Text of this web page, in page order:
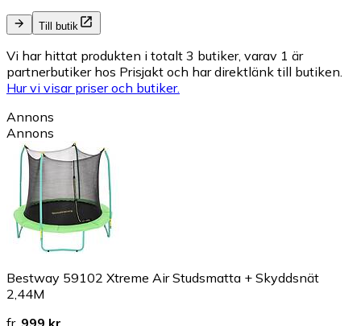
Till butik
Vi har hittat produkten i totalt 3 butiker, varav 1 är
partnerbutiker hos Prisjakt och har direktlänk till butiken.
Hur vi visar priser och butiker.
Annons
Annons
Bestway 59102 Xtreme Air Studsmatta + Skyddsnät
2,44M